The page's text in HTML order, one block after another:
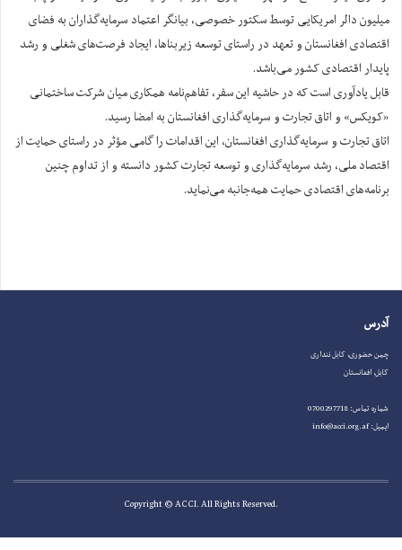
میلیون دالر امریکایی توسط سکتور خصوصی، بیانگر اعتماد سرمایه‌گذاران به فضای
اقتصادی افغانستان و تعهد در راستای توسعه زیربناها، ایجاد فرصت‌های شغلی و رشد
پایدار اقتصادی کشور می‌باشد.
قابل یادآوری است که در حاشیه این سفر، تفاهم‌نامه همکاری میان شرکت ساختمانی
«کویکس» و اتاق تجارت و سرمایه‌گذاری افغانستان به امضا رسید.
اتاق تجارت و سرمایه‌گذاری افغانستان، این اقدامات را گامی مؤثر در راستای حمایت از
اقتصاد ملی، رشد سرمایه‌گذاری و توسعه تجارت کشور دانسته و از تداوم چنین
برنامه‌های اقتصادی حمایت همه‌جانبه می‌نماید.
آدرس
چمن حضوری، کابل ننداری
کابل، افغانستان
شماره تماس: 0700297718
ایمیل: info@acci.org.af
.Copyright © ACCI. All Rights Reserved